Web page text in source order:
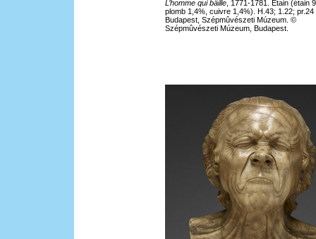
L’homme qui bâille , 1771-1781. Etain (étain
plomb 1,4%, cuivre 1,4%). H.43; 1.22; pr.24
Budapest, Szépmûvészeti Múzeum. ©
Szépmûvészeti Múzeum, Budapest.